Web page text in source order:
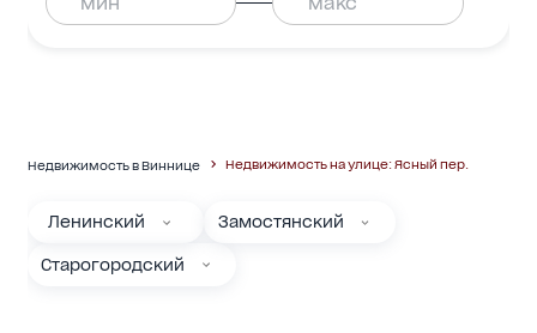
Недвижимость в Виннице Недвижимость на улице: Ясный пер.
Ленинский Замостянский
Старогородский